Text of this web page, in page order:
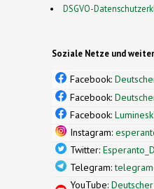
DSGVO-
Soziale Netze und
Facebook:
Facebook:
Facebook: Luminesk'
Instagram:
Twitter: Esperanto_D
Telegram:
YouTube: